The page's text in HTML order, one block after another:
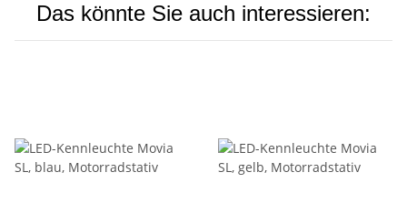
Das könnte Sie auch interessieren: